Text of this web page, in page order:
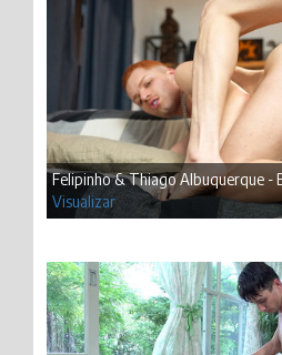
Felipinho & Thiago Albuquerque -
Visualizar